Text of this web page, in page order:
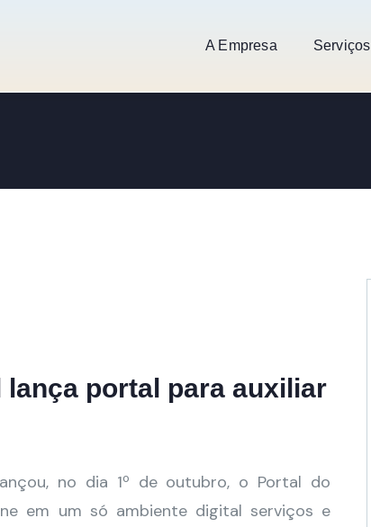
A Empresa Serviços
lança portal para auxiliar
no dia 1º de outubro, o Portal do
em um só ambiente digital serviços e